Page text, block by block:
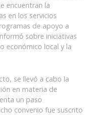
encuentran la
en los servicios
de apoyo a
sobre iniciativas
económico local y la
se llevó a cabo la
en materia de
un paso
convenio fue suscrito